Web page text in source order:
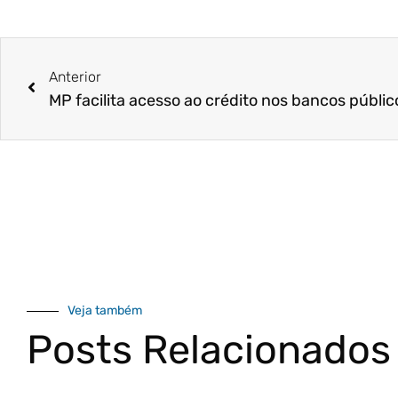
Anterior
MP facilita acesso ao crédito nos bancos
Veja também
Posts Relacionados